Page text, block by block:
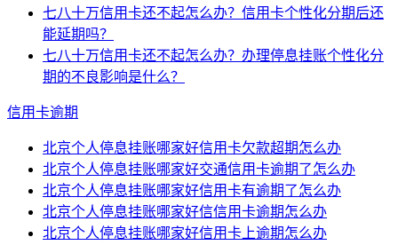
七八十万信用卡还不起怎么办？信用卡个性化分期后还
能延期吗？
七八十万信用卡还不起怎么办？办理停息挂账个性化分
期的不良影响是什么？
信用卡逾期
北京个人停息挂账哪家好信用卡欠款超期怎么办
北京个人停息挂账哪家好交通信用卡逾期了怎么办
北京个人停息挂账哪家好信用卡有逾期了怎么办
北京个人停息挂账哪家好信信用卡逾期怎么办
北京个人停息挂账哪家好信用卡上逾期怎么办